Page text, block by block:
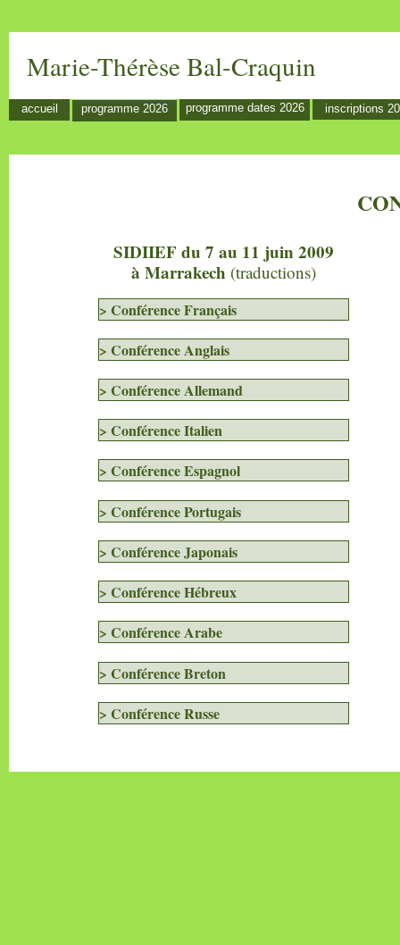
Marie-Thérèse Bal-Craquin
accueil inscriptions
programme 2026 programme dates 2026
SIDIIEF du 7 au 11 juin 2009
à Marrakech (traductions)
> Conférence Français
> Conférence Anglais
> Conférence Allemand
> Conférence Italien
> Conférence Espagnol
> Conférence Portugais
> Conférence Japonais
> Conférence Hébreux
> Conférence Arabe
> Conférence Breton
> Conférence Russe